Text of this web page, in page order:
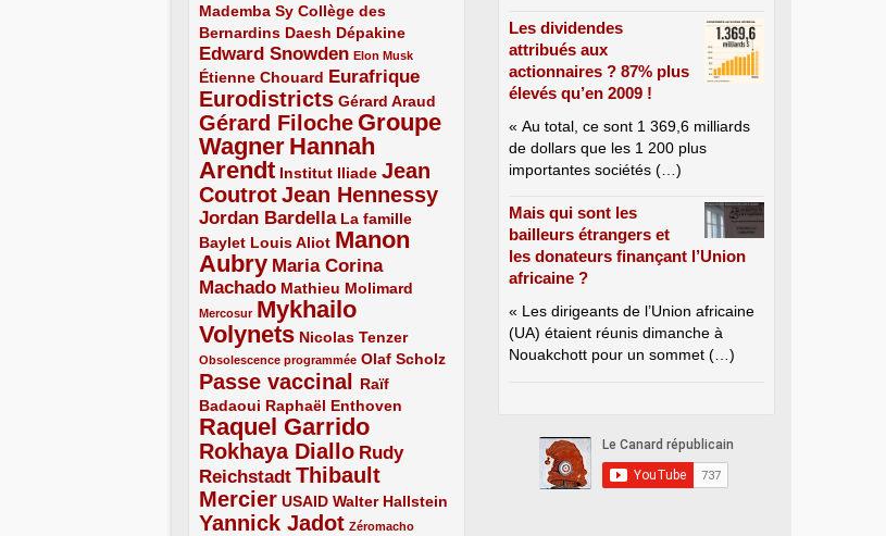
Mademba Sy
2/5
Collège des
Bernardins
2/5 Daesh
2/5 Dépakine
2/5
Edward Snowden
3/5 Elon Musk
1/5
Étienne Chouard
2/5 Eurafrique
3/5
Eurodistricts
4/5 Gérard Araud
2/5
Gérard Filoche
4/5
Groupe
Wagner
5/5
Hannah
Arendt
5/5 Institut Iliade
2/5
Jean
Coutrot
4/5 Jean Hennessy
4/5
Jordan Bardella
3/5
La famille
Baylet
2/5 Louis Aliot
2/5
Manon
Aubry
5/5
Maria Corina
Machado
3/5 Mathieu Molimard
2/5
Mercosur
1/5
Mykhailo
Volynets
5/5 Nicolas Tenzer
2/5
Obsolescence programmée
1/5 Olaf Scholz
2/5
Passe vaccinal
4/5
Raïf
Badaoui
2/5 Raphaël Enthoven
2/5
Raquel Garrido
5/5
Rokhaya Diallo
4/5
Rudy
Reichstadt
3/5
Thibault
Mercier
4/5 USAID
2/5 Walter Hallstein
2/5
Yannick Jadot
4/5 Zéromacho
1/5
Les dividendes
attribués aux
actionnaires ? 87% plus
élevés qu’en 2009 !
« Au total, ce sont 1 369,6 milliards
de dollars que les 1 200 plus
importantes sociétés (…)
Mais qui sont les
bailleurs étrangers et
les donateurs finançant l’Union
africaine ?
« Les dirigeants de l’Union africaine
(UA) étaient réunis dimanche à
Nouakchott pour un sommet (…)